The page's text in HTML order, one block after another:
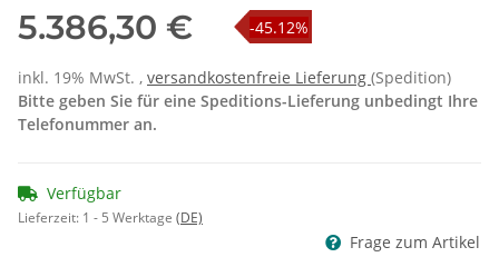
-45.12%
5.386,30 €
inkl. 19% MwSt. , versandkostenfreie Lieferung (Spedition)
Bitte geben Sie für eine Speditions-Lieferung unbedingt Ihre
Telefonummer an.
Verfügbar
Lieferzeit: 1 - 5 Werktage (DE)
Frage zum Artikel